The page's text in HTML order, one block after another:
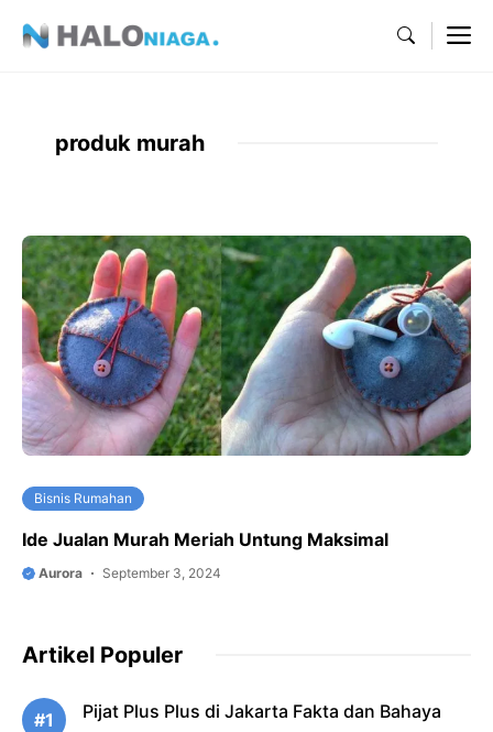
produk murah
Bisnis Rumahan
Ide Jualan Murah Meriah Untung Maksimal
Aurora September 3, 2024
Artikel Populer
#1 Pijat Plus Plus di Jakarta Fakta dan Bahaya